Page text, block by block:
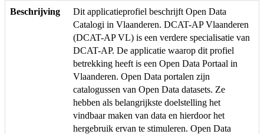
Beschrijving
Dit applicatieprofiel beschrijft Open Data
Catalogi in Vlaanderen. DCAT-AP Vlaanderen
(DCAT-AP VL) is een verdere specialisatie van
DCAT-AP. De applicatie waarop dit profiel
betrekking heeft is een Open Data Portaal in
Vlaanderen. Open Data portalen zijn
catalogussen van Open Data datasets. Ze
hebben als belangrijkste doelstelling het
vindbaar maken van data en hierdoor het
hergebruik ervan te stimuleren. Open Data